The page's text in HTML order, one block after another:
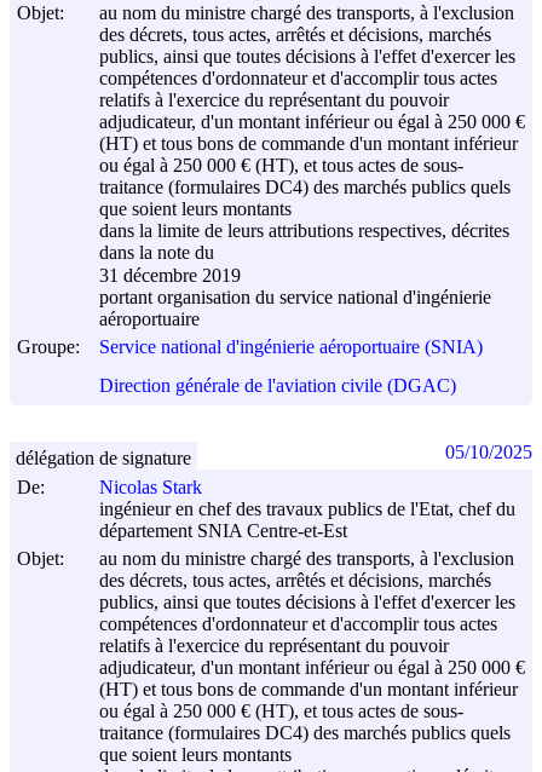
Objet:
au nom du ministre chargé des transports, à l'exclusion
des décrets, tous actes, arrêtés et décisions, marchés
publics, ainsi que toutes décisions à l'effet d'exercer les
compétences d'ordonnateur et d'accomplir tous actes
relatifs à l'exercice du représentant du pouvoir
adjudicateur, d'un montant inférieur ou égal à 250 000 €
(HT) et tous bons de commande d'un montant inférieur
ou égal à 250 000 € (HT), et tous actes de sous-
traitance (formulaires DC4) des marchés publics quels
que soient leurs montants
dans la limite de leurs attributions respectives, décrites
dans la note du
31 décembre 2019
portant organisation du service national d'ingénierie
aéroportuaire
Groupe:
Service national d'ingénierie aéroportuaire (SNIA)
Direction générale de l'aviation civile (DGAC)
De:
Nicolas Stark
ingénieur en chef des travaux publics de l'Etat, chef du
département SNIA Centre-et-Est
Objet:
au nom du ministre chargé des transports, à l'exclusion
des décrets, tous actes, arrêtés et décisions, marchés
publics, ainsi que toutes décisions à l'effet d'exercer les
compétences d'ordonnateur et d'accomplir tous actes
relatifs à l'exercice du représentant du pouvoir
adjudicateur, d'un montant inférieur ou égal à 250 000 €
(HT) et tous bons de commande d'un montant inférieur
ou égal à 250 000 € (HT), et tous actes de sous-
traitance (formulaires DC4) des marchés publics quels
que soient leurs montants
délégation de signature 05/10/2025